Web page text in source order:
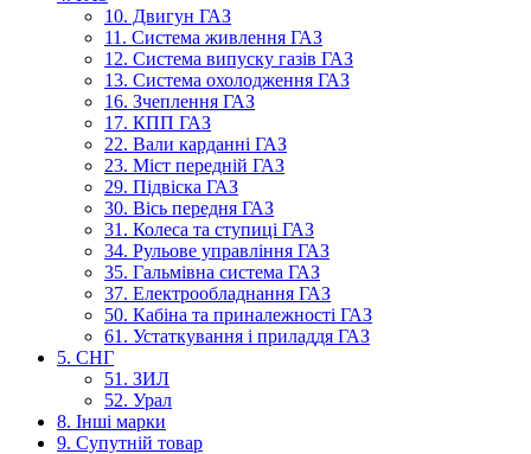
10. Двигун ГАЗ
11. Система живлення ГАЗ
12. Система випуску газів ГАЗ
13. Система охолодження ГАЗ
16. Зчеплення ГАЗ
17. КПП ГАЗ
22. Вали карданні ГАЗ
23. Міст передній ГАЗ
29. Підвіска ГАЗ
30. Вісь передня ГАЗ
31. Колеса та ступиці ГАЗ
34. Рульове управління ГАЗ
35. Гальмівна система ГАЗ
37. Електрообладнання ГАЗ
50. Кабіна та приналежності ГАЗ
61. Устаткування і приладдя ГАЗ
5. СНГ
51. ЗИЛ
52. Урал
8. Інші марки
9. Супутній товар